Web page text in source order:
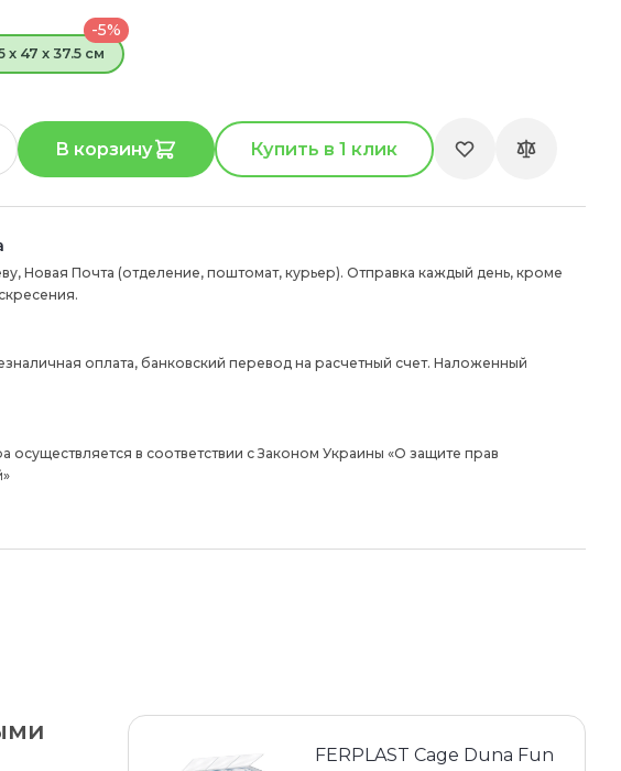
-5%
x 47 x 37.5 см
В корзину Купить в 1 клик
Новая Почта (отделение, поштомат, курьер). Отправка каждый день, кроме
оплата, банковский перевод на расчетный счет. Наложенный
осуществляется в соответствии с Законом Украины «О защите прав
FERPLAST Cage Duna Fun